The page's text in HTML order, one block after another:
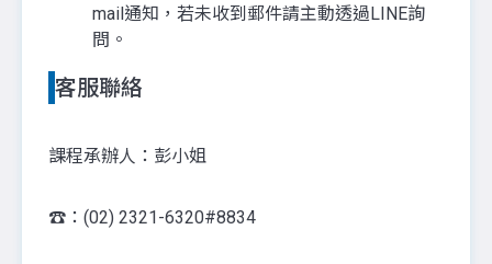
mail通知，若未收到郵件請主動透過LINE詢
問。
客服聯絡
課程承辦人：彭小姐
☎️：(02) 2321-6320#8834